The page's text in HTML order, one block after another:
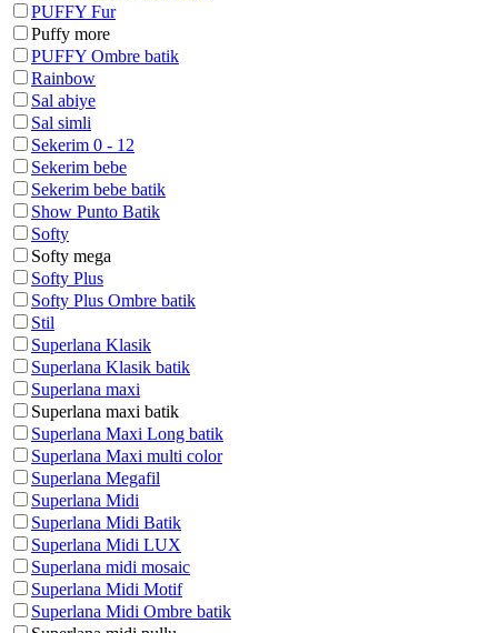
PUFFY Fur
Puffy more
PUFFY Ombre batik
Rainbow
Sal abiye
Sal simli
Sekerim 0 - 12
Sekerim bebe
Sekerim bebe batik
Show Punto Batik
Softy
Softy mega
Softy Plus
Softy Plus Ombre batik
Stil
Superlana Klasik
Superlana Klasik batik
Superlana maxi
Superlana maxi batik
Superlana Maxi Long batik
Superlana Maxi multi color
Superlana Megafil
Superlana Midi
Superlana Midi Batik
Superlana Midi LUX
Superlana midi mosaic
Superlana Midi Motif
Superlana Midi Ombre batik